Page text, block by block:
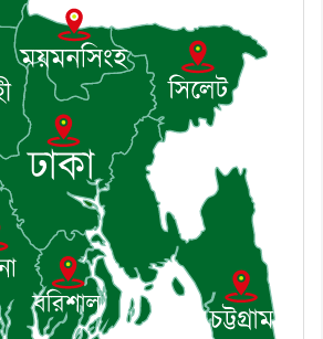
৯। জাতীয় নেতা ড. খন্দকার মোশাররফ
হোসেনের মূল্যায়ন কোথায় এবং একটি
বিশ্লেষণ
১০। দাউদকান্দিতে ইউপি সদস্যকে মারধরের
চেষ্টা ও প্রাণনাশের হুমকির অভিযোগ